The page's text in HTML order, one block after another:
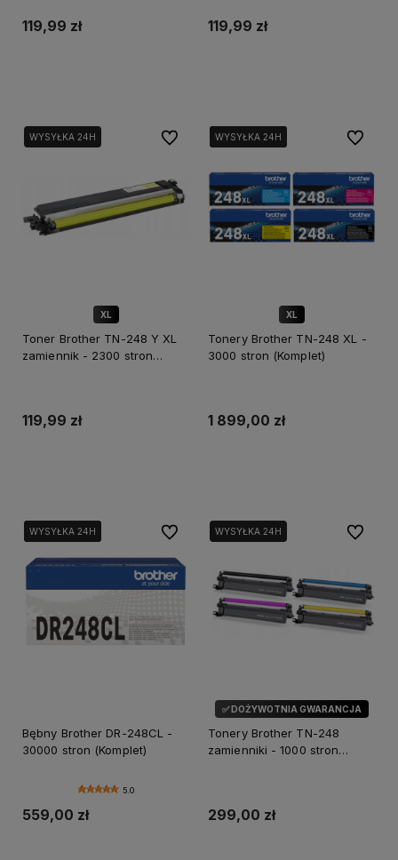
119,99 zł 119,99 zł
XL
✅ DOŻYWOTNIA GWARANCJA
WYSYŁKA 24H
Toner Brother TN-248 Y XL
zamiennik - 2300 stron
119,99 zł
Do ulubionych
XL
WYSYŁKA 24H
WYSYŁKA 24H
WYSYŁKA 24H
Tonery Brother TN-248 XL -
3000 stron (Komplet)
1 899,00 zł
Do
WYSYŁKA 24H
WYSYŁKA 24H
WYSYŁKA 24H
Bębny Brother DR-248CL -
30000 stron (Komplet)
5.0
559,00 zł
Do ulubionych
✅ DOŻYWOTNIA GWARANCJA
WYSYŁKA 24H
Tonery Brother TN-248
zamienniki - 1000 stron
299,00 zł
Do